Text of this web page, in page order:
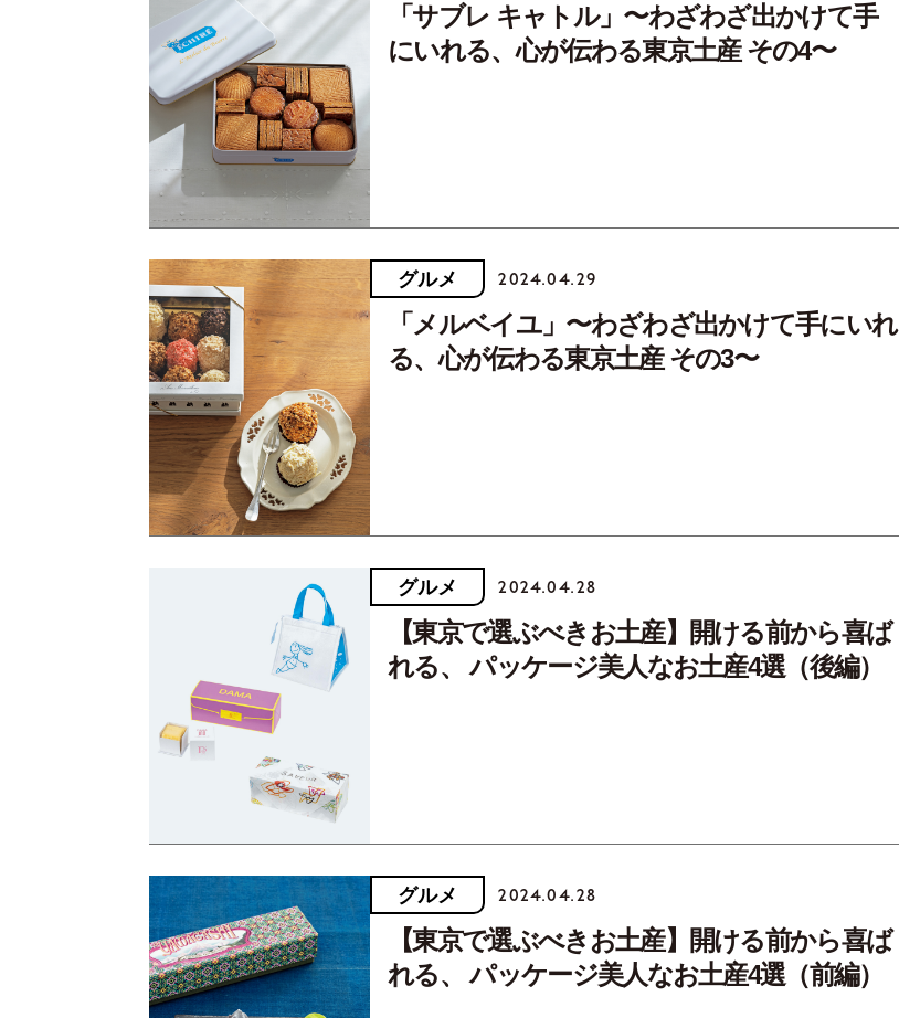
「サブレ キャトル」〜わざわざ出かけて手
にいれる、心が伝わる東京土産 その4〜
グルメ 2024.04.29
「メルベイユ」〜わざわざ出かけて手にいれ
る、心が伝わる東京土産 その3〜
グルメ 2024.04.28
【東京で選ぶべきお土産】開ける前から喜ば
れる、 パッケージ美人なお土産4選（後編）
グルメ 2024.04.28
【東京で選ぶべきお土産】開ける前から喜ば
れる、 パッケージ美人なお土産4選（前編）